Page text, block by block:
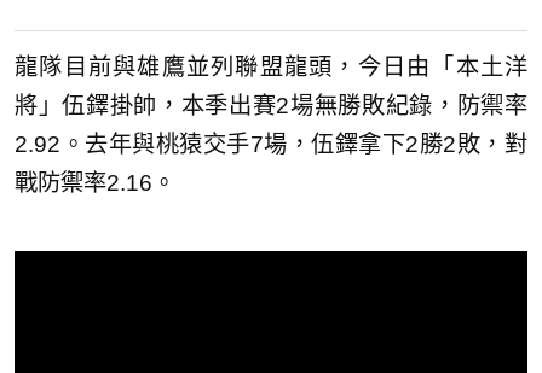
龍隊目前與雄鷹並列聯盟龍頭，今日由「本土洋
將」伍鐸掛帥，本季出賽2場無勝敗紀錄，防禦率
2.92。去年與桃猿交手7場，伍鐸拿下2勝2敗，對
戰防禦率2.16。